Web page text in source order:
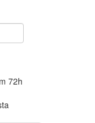
72h